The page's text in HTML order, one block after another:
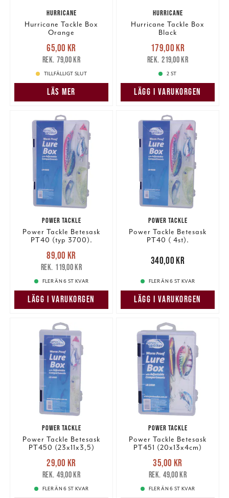
HURRICANE
Hurricane Tackle Box
Orange
Nuvarande pris
65,00 krTidigare pris
79,00 kr
65,00 kr
79,00 kr
TILLFÄLLIGT SLUT
LÄS MER
HURRICANE
Hurricane Tackle Box
Black
Nuvarande pris
179,00 krTidigare pris
219,00 kr
179,00 kr
219,00 kr
2 ST
LÄGG I VARUKORGEN
POWER TACKLE
Power Tackle Betesask
PT40 (typ 3700).
Nuvarande pris
89,00 krTidigare pris
119,00 kr
89,00 kr
119,00 kr
FLER ÄN 6 ST KVAR
LÄGG I VARUKORGEN
POWER TACKLE
Power Tackle Betesask
PT40 ( 4st).
340,00 kr
340,00 kr
FLER ÄN 6 ST KVAR
LÄGG I VARUKORGEN
POWER TACKLE
Power Tackle Betesask
PT450 (23x11x3,5)
Nuvarande pris
29,00 krTidigare pris
49,00 kr
29,00 kr
49,00 kr
FLER ÄN 6 ST KVAR
POWER TACKLE
Power Tackle Betesask
PT451 (20x13x4cm)
Nuvarande pris
35,00 krTidigare pris
49,00 kr
35,00 kr
49,00 kr
FLER ÄN 6 ST KVAR